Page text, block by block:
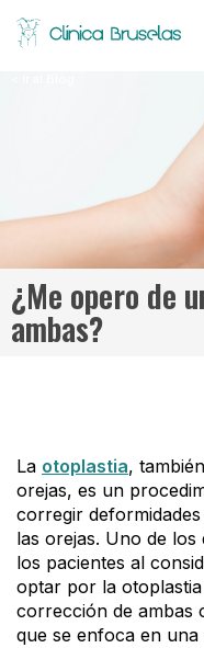
¿Me opero de
ambas?
La otoplastia,
orejas, es un
corregir
las orejas. Uno de
los pacientes al
optar por la
corrección de ambas
que se enfoca en una